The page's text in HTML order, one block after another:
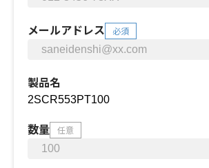
メールアドレス 必須
製品名
数量 任意